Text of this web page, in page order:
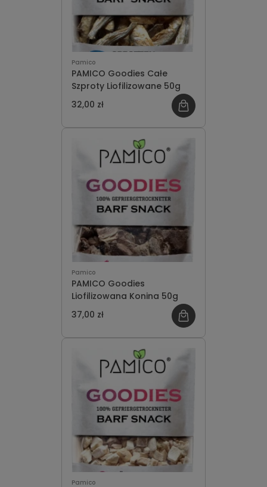
Pamico
PAMICO Goodies Całe
Szproty Liofilizowane 50g
32,00 zł
Pamico
PAMICO Goodies
Liofilizowana Konina 50g
37,00 zł
Pamico